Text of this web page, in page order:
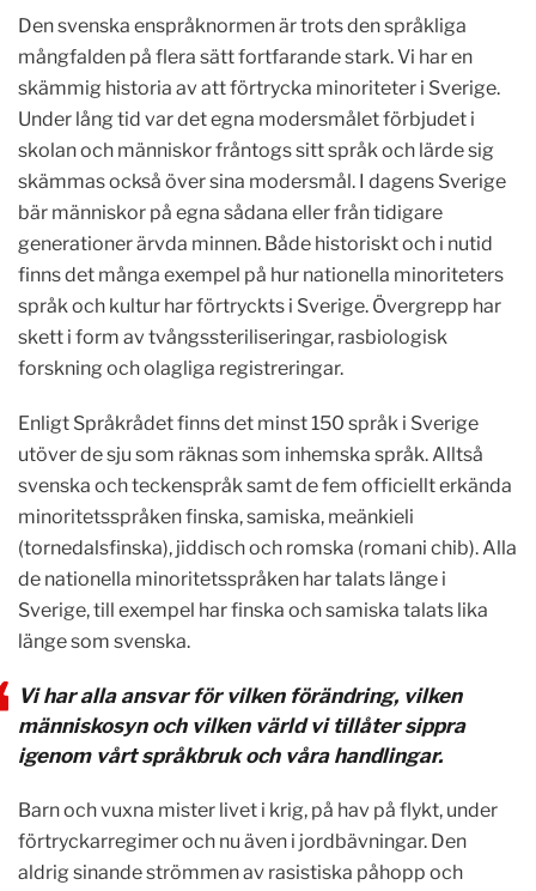
Den svenska enspråknormen är trots den språkliga
mångfalden på flera sätt fortfarande stark. Vi har en
skämmig historia av att förtrycka minoriteter i Sverige.
Under lång tid var det egna modersmålet förbjudet i
skolan och människor fråntogs sitt språk och lärde sig
skämmas också över sina modersmål. I dagens Sverige
bär människor på egna sådana eller från tidigare
generationer ärvda minnen. Både historiskt och i nutid
finns det många exempel på hur nationella minoriteters
språk och kultur har förtryckts i Sverige. Övergrepp har
skett i form av tvångssteriliseringar, rasbiologisk
forskning och olagliga registreringar.
Enligt Språkrådet finns det minst 150 språk i Sverige
utöver de sju som räknas som inhemska språk. Alltså
svenska och teckenspråk samt de fem officiellt erkända
minoritetsspråken finska, samiska, meänkieli
(tornedalsfinska), jiddisch och romska (romani chib). Alla
de nationella minoritetsspråken har talats länge i
Sverige, till exempel har finska och samiska talats lika
länge som svenska.
Vi har alla ansvar för vilken förändring, vilken
människosyn och vilken värld vi tillåter sippra
igenom vårt språkbruk och våra handlingar.
Barn och vuxna mister livet i krig, på hav på flykt, under
förtryckarregimer och nu även i jordbävningar. Den
aldrig sinande strömmen av rasistiska påhopp och